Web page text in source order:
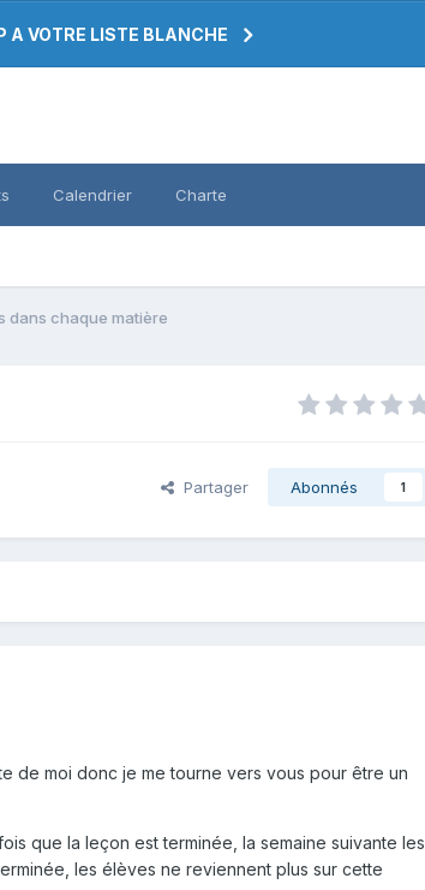
A VOTRE LISTE BLANCHE
Calendrier Charte
dans chaque matière
Partager Abonnés 1
de moi donc je me tourne vers vous pour être un
que la leçon est terminée, la semaine suivante les
les élèves ne reviennent plus sur cette